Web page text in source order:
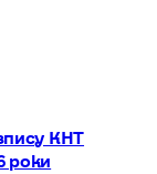
КНТ
роки